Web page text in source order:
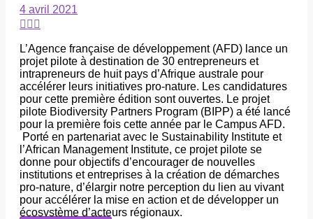
4 avril 2021
L’Agence française de développement (AFD) lance un
projet pilote à destination de 30 entrepreneurs et
intrapreneurs de huit pays d’Afrique australe pour
accélérer leurs initiatives pro-nature. Les candidatures
pour cette première édition sont ouvertes. Le projet
pilote Biodiversity Partners Program (BIPP) a été lancé
pour la première fois cette année par le Campus AFD.
Porté en partenariat avec le Sustainability Institute et
l’African Management Institute, ce projet pilote se
donne pour objectifs d’encourager de nouvelles
institutions et entreprises à la création de démarches
pro-nature, d’élargir notre perception du lien au vivant
pour accélérer la mise en action et de développer un
écosystème d’acteurs régionaux.